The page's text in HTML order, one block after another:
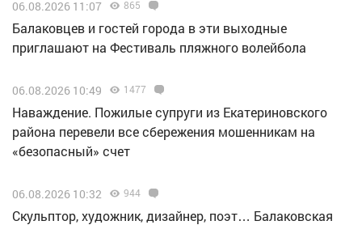
06.08.2026 11:07 865
Балаковцев и гостей города в эти выходные
приглашают на Фестиваль пляжного волейбола
06.08.2026 10:49 1477
Наваждение. Пожилые супруги из Екатериновского
района перевели все сбережения мошенникам на
«безопасный» счет
06.08.2026 10:32 944
Скульптор, художник, дизайнер, поэт… Балаковская